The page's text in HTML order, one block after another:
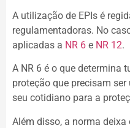
A utilização de EPIs é
regulamentadoras. No
aplicadas a NR 6 e NR 12.
A NR 6 é o que determina
proteção que precisam
seu cotidiano para a
Além disso, a norma